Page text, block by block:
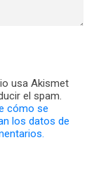
usa Akismet
el spam.
cómo se
los datos de